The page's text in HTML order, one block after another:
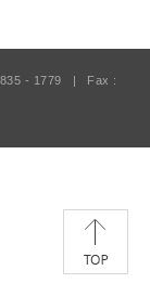
- 1779 |
Fax :